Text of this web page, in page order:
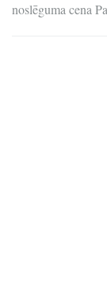
noslēguma cena